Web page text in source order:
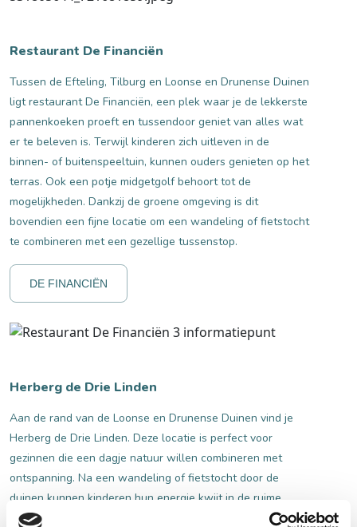
Restaurant De Financiën
Tussen de Efteling, Tilburg en Loonse en Drunense Duinen
ligt restaurant De Financiën, een plek waar je de lekkerste
pannenkoeken proeft en tussendoor geniet van alles wat
er te beleven is. Terwijl kinderen zich uitleven in de
binnen- of buitenspeeltuin, kunnen ouders genieten op het
terras. Ook een potje midgetgolf behoort tot de
mogelijkheden. Dankzij de groene omgeving is dit
bovendien een fijne locatie om een wandeling of fietstocht
te combineren met een gezellige tussenstop.
DE FINANCIËN
Herberg de Drie Linden
Aan de rand van de Loonse en Drunense Duinen vind je
Herberg de Drie Linden. Deze locatie is perfect voor
gezinnen die een dagje natuur willen combineren met
ontspanning. Na een wandeling of fietstocht door de
duinen kunnen kinderen hun energie kwijt in de ruime
speeltuin naast de herberg. Ondertussen genieten ouders